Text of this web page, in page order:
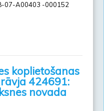
07-A00403 -000152
koplietošanas
424691:
novada